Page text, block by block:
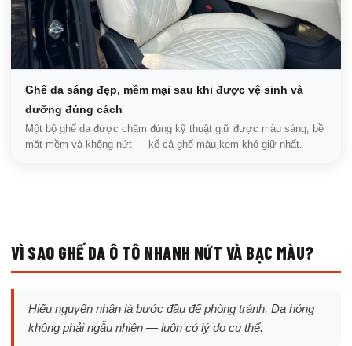
Ghế da sáng đẹp, mềm mại sau khi được vệ sinh và
dưỡng đúng cách
Một bộ ghế da được chăm đúng kỹ thuật giữ được màu sáng, bề
mặt mềm và không nứt — kể cả ghế màu kem khó giữ nhất.
VÌ SAO GHẾ DA Ô TÔ NHANH NỨT VÀ BẠC MÀU?
Hiểu nguyên nhân là bước đầu để phòng tránh. Da hỏng
không phải ngẫu nhiên — luôn có lý do cụ thể.